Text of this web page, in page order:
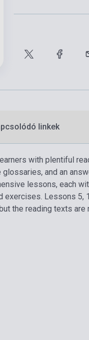
linkek
with plentiful
and an
lessons, each
exercises. Lessons
the reading texts